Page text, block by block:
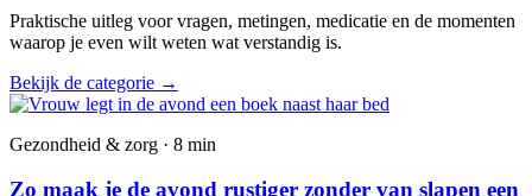
Praktische uitleg voor vragen, metingen, medicatie en de momenten
waarop je even wilt weten wat verstandig is.
Bekijk de categorie →
Gezondheid & zorg · 8 min
Zo maak je de avond rustiger zonder van slapen een